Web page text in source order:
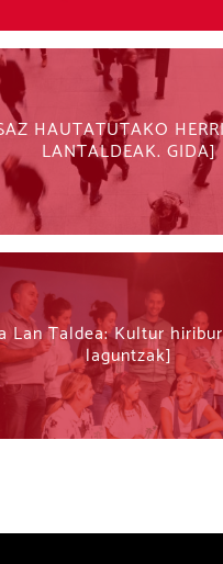
HAUTATUTAKO
LANTALDEAK. GIDA
Lan Taldea: Kultur
laguntzak